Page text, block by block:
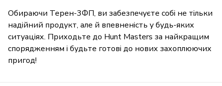
Обираючи Терен-3ФП, ви забезпечуєте собі не тільки
надійний продукт, але й впевненість у будь-яких
ситуаціях. Приходьте до Hunt Masters за найкращим
спорядженням і будьте готові до нових захоплюючих
пригод!